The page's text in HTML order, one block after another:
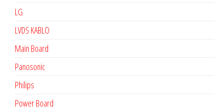
LG
LVDS KABLO
Main Board
Panosonic
Philips
Power Board